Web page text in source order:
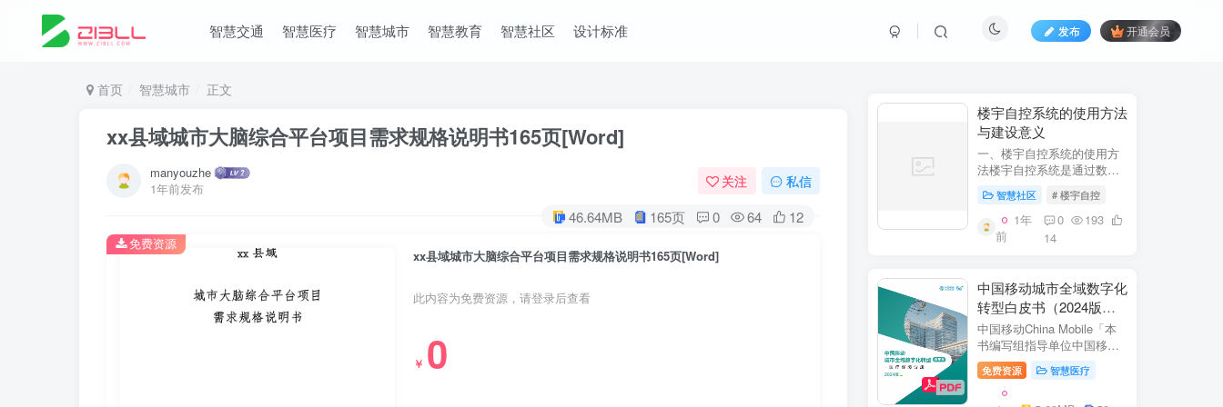
智慧交通 智慧医疗 智慧城市 智慧教育 智慧社区 设计标准 发布 开通会员
首页 智慧城市 正文
xx县域城市大脑综合平台项目需求规格说明书165页[Word]
manyouzhe
1年前发布
关注 私信
46.64MB 165页 0 64 12
xx县域城市大脑综合平台项目需求规格说明书165页[Word]
此内容为免费资源，请登录后查看
￥ 0
免费资源
​​楼宇自控系统的使用方法
与建设意义​
一、楼宇自控系统的使用方
法​​楼宇自控系统是通过数字
化、自动化技术对建筑内机
电设备（如暖通空调、照
明、电梯、给排水等）进行
集中监控、管理和优化运行
智慧社区 # 楼宇自控
1年
前
0
193
14
中国移动城市全域数字化
转型白皮书（2024版）-
医疗保障分册
中国移动China Mobile「本
书编写组指导单位中国移动
集团公司政企事业部编写单
位中移系统集成有限公司主
编李双佶、丁静、杨勇、赵
免费资源 智慧医疗